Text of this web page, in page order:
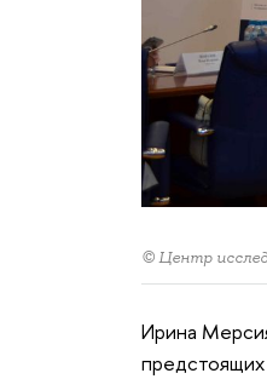
© Центр
Ирина
предстоящих